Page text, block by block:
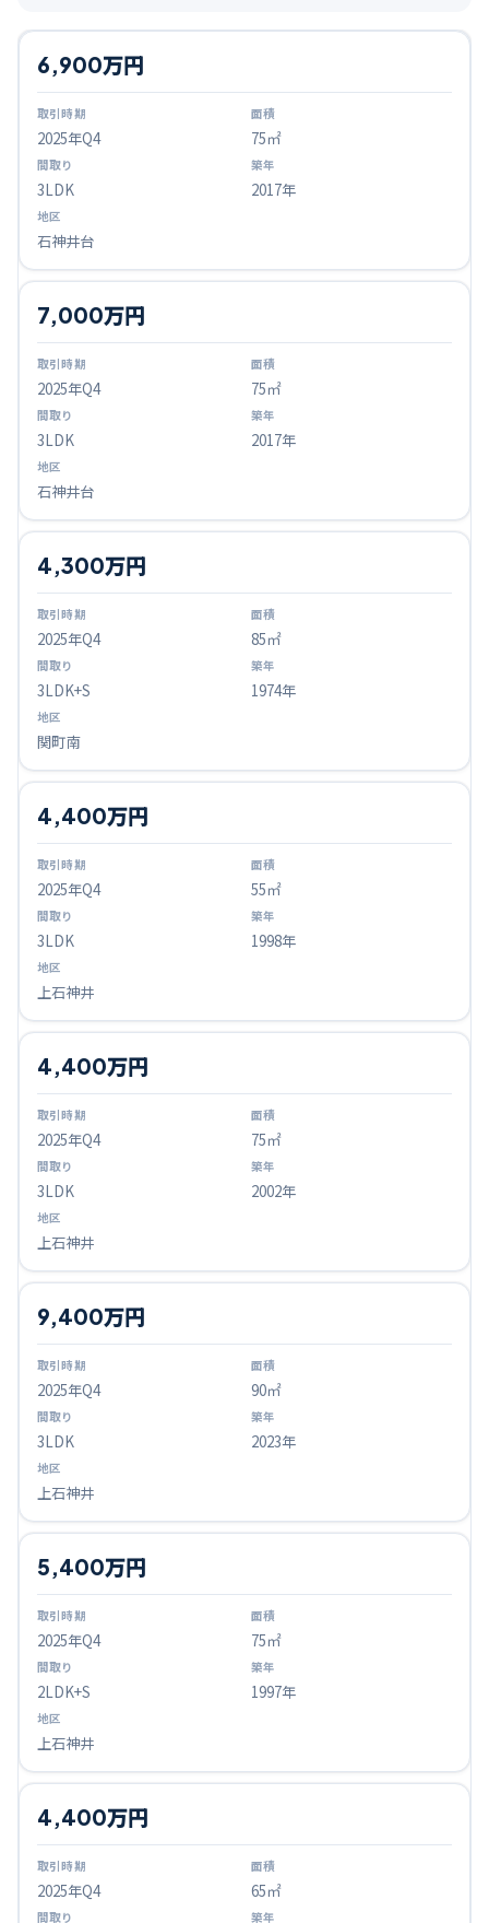
2025年Q4
6,900万円
75㎡
3LDK 2017年
石神井台
2025年Q4
7,000万円
75㎡
3LDK 2017年
石神井台
2025年Q4
4,300万円
85㎡
3LDK+S 1974年
関町南
2025年Q4
4,400万円
55㎡
3LDK 1998年
上石神井
2025年Q4
4,400万円
75㎡
3LDK 2002年
上石神井
2025年Q4
9,400万円
90㎡
3LDK 2023年
上石神井
2025年Q4
5,400万円
75㎡
2LDK+S 1997年
上石神井
2025年Q4
4,400万円
65㎡